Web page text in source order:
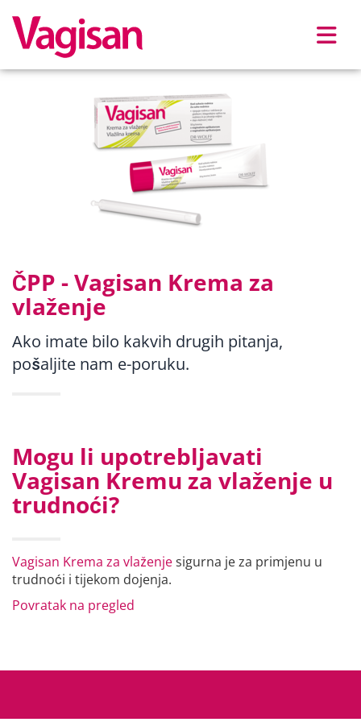
ČPP - Vagisan Krema za
vlaženje
Ako imate bilo kakvih drugih pitanja,
pošaljite nam e-poruku.
Mogu li upotrebljavati
Vagisan Kremu za vlaženje u
trudnoći?
Vagisan Krema za vlaženjesigurna je za primjenu u
trudnoći i tijekom dojenja.
Povratak na pregled